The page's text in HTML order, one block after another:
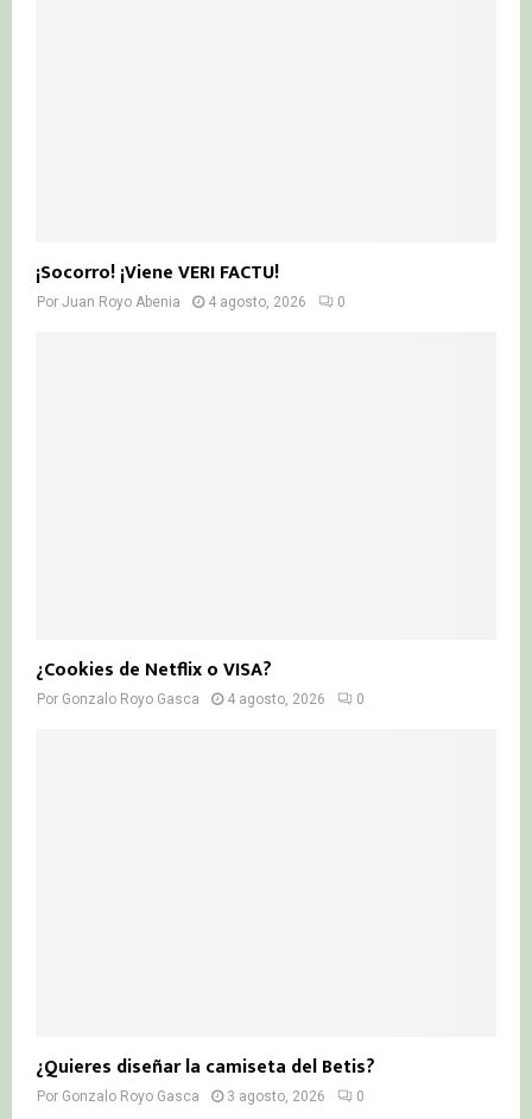
¡Socorro! ¡Viene VERI FACTU!
Por Juan Royo Abenia 4 agosto, 2026 0
¿Cookies de Netflix o VISA?
Por Gonzalo Royo Gasca 4 agosto, 2026 0
¿Quieres diseñar la camiseta del Betis?
Por Gonzalo Royo Gasca 3 agosto, 2026 0